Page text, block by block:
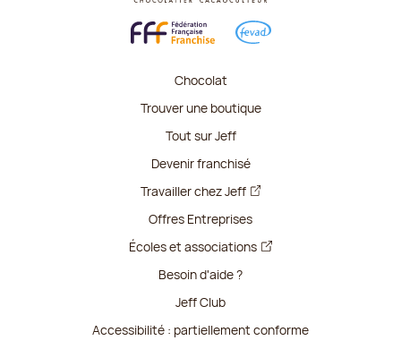
Chocolat
Trouver une boutique
Tout sur Jeff
Devenir franchisé
Travailler chez Jeff
Offres Entreprises
Écoles et associations
Besoin d'aide ?
Jeff Club
Accessibilité : partiellement conforme